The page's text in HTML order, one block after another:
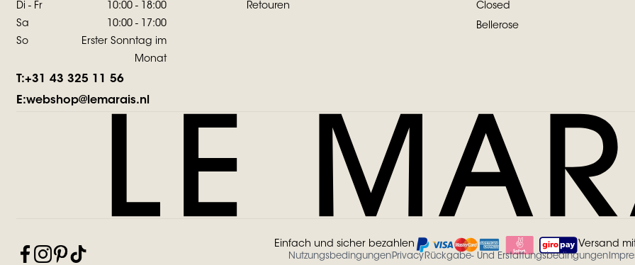
Di - Fr
10:00 - 18:00
Sa
10:00 - 17:00
So
Erster Sonntag im
Monat
T:+31 43 325 11 56
E:webshop@lemarais.nl
Retouren
Closed
Bellerose
Einfach und sicher bezahlen Versand
Nutzungsbedingungen Privacy Rückgabe- Und Erstattungsbedingungen